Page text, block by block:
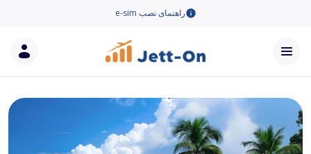
راهنمای نصب e-sim